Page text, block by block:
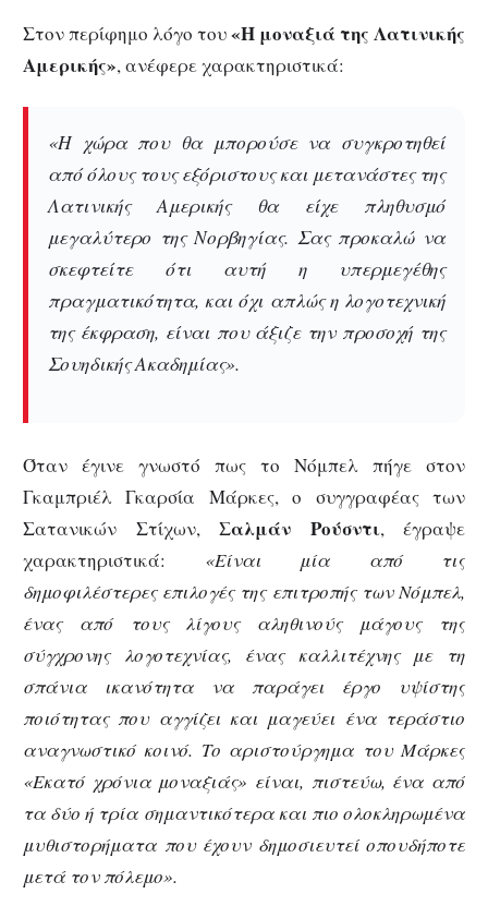
Στον περίφημο λόγο του«Η μοναξιά της Λατινικής
Αμερικής», ανέφερε χαρακτηριστικά:
«Η χώρα που θα μπορούσε να συγκροτηθεί
από όλους τους εξόριστους και μετανάστες της
Λατινικής Αμερικής θα είχε πληθυσμό
μεγαλύτερο της Νορβηγίας. Σας προκαλώ να
σκεφτείτε ότι αυτή η υπερμεγέθης
πραγματικότητα, και όχι απλώς η λογοτεχνική
της έκφραση, είναι που άξιζε την προσοχή της
Σουηδικής Ακαδημίας».
Όταν έγινε γνωστό πως το Νόμπελ πήγε στον
Γκαμπριέλ Γκαρσία Μάρκες, ο συγγραφέας των
Σατανικών Στίχων, Σαλμάν Ρούσντι, έγραψε
χαρακτηριστικά: «Είναι μία από τις
δημοφιλέστερες επιλογές της επιτροπής των Νόμπελ,
ένας από τους λίγους αληθινούς μάγους της
σύγχρονης λογοτεχνίας, ένας καλλιτέχνης με τη
σπάνια ικανότητα να παράγει έργο υψίστης
ποιότητας που αγγίζει και μαγεύει ένα τεράστιο
αναγνωστικό κοινό. Το αριστούργημα του Μάρκες
«Εκατό χρόνια μοναξιάς» είναι, πιστεύω, ένα από
τα δύο ή τρία σημαντικότερα και πιο ολοκληρωμένα
μυθιστορήματα που έχουν δημοσιευτεί οπουδήποτε
μετά τον πόλεμο».